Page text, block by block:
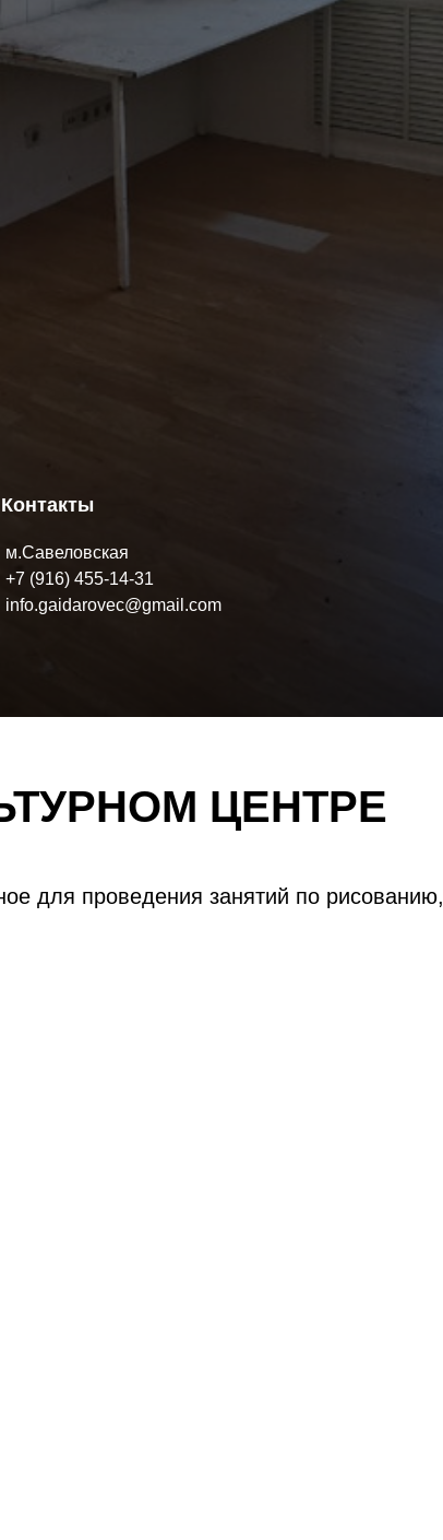
Контакты
м.Савеловская
+7 (916) 455-14-31
info.gaidarovec@gmail.com
ЦЕНТРЕ
для проведения занятий по рисованию,